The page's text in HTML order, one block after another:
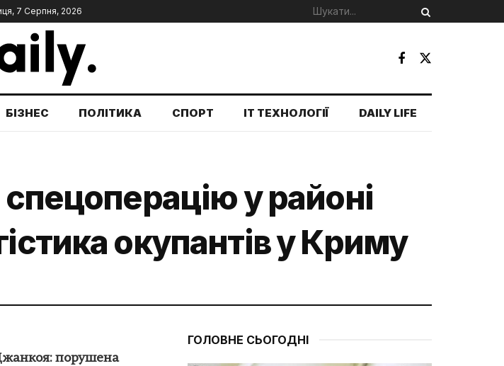
7 Серпня, 2026
БІЗНЕС ПОЛІТИКА СПОРТ IT ТЕХНОЛОГІЇ DAILY LIFE
у районі
окупантів у Криму
порушена
ГОЛОВНЕ СЬОГОДНІ